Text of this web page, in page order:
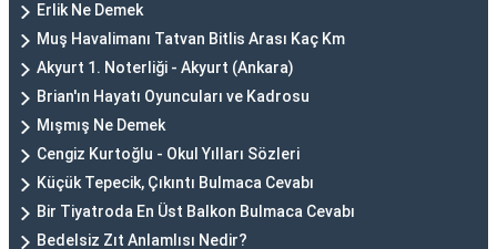
Erlik Ne Demek
Muş Havalimanı Tatvan Bitlis Arası Kaç Km
Akyurt 1. Noterliği - Akyurt (Ankara)
Brian'ın Hayatı Oyuncuları ve Kadrosu
Mışmış Ne Demek
Cengiz Kurtoğlu - Okul Yılları Sözleri
Küçük Tepecik, Çıkıntı Bulmaca Cevabı
Bir Tiyatroda En Üst Balkon Bulmaca Cevabı
Bedelsiz Zıt Anlamlısı Nedir?